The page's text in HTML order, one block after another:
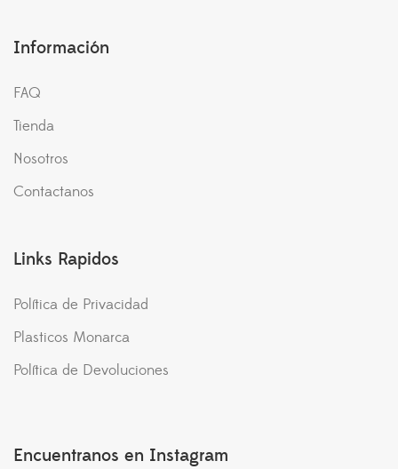
Información
FAQ
Tienda
Nosotros
Contactanos
Links Rapidos
Política de Privacidad
Plasticos Monarca
Política de Devoluciones
Encuentranos en Instagram